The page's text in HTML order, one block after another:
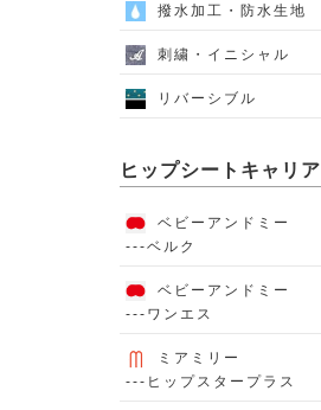
撥水加工・防水生地
刺繍・イニシャル
リバーシブル
ヒップシートキャリア
ベビーアンドミー
---ベルク
ベビーアンドミー
---ワンエス
ミアミリー
---ヒップスタープラス